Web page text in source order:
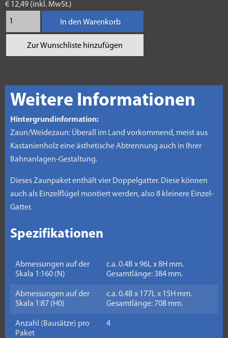
€ 12,49 (inkl. MwSt.)
In den Warenkorb
Zur Wunschliste hinzufügen
Weitere Informationen
Hintergrundinformation:
Zaun/Weidezaun: Überall im Land vorkommend, meist aus
Kastanienholz eine ästhetische Abtrennung auch in Ihrer
Bahnanlagen-Gestaltung.
Dieses Zaunpaket enthält vier Doppelgatter. Diese können
auch als Einzelflügel montiert werden, also 8 kleinere Einzel-
Gatter.
Spezifikationen
Abmessungen auf der
Skala 1:160 (N)
c.a. 0.4B x 96L x 8H mm.
Gesamtlänge: 384 mm.
Abmessungen auf der
Skala 1:87 (H0)
c.a. 0.4B x 177L x 15H mm.
Gesamtlänge: 708 mm.
Anzahl (Bausätze) pro
Paket
4